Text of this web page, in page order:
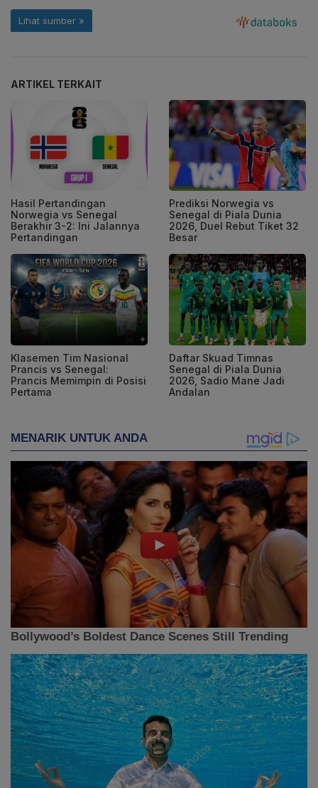
ARTIKEL TERKAIT
Hasil Pertandingan
Norwegia vs Senegal
Berakhir 3-2: Ini Jalannya
Pertandingan
Prediksi Norwegia vs
Senegal di Piala Dunia
2026, Duel Rebut Tiket 32
Besar
Klasemen Tim Nasional
Prancis vs Senegal:
Prancis Memimpin di Posisi
Pertama
Daftar Skuad Timnas
Senegal di Piala Dunia
2026, Sadio Mane Jadi
Andalan